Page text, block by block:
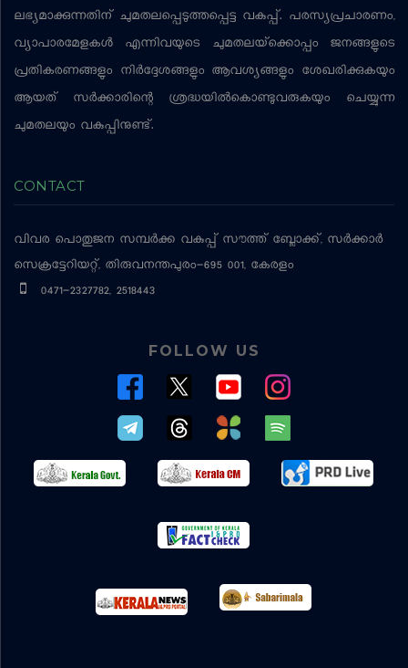
ലഭ്യമാക്കുന്നതിന് ചുമതലപ്പെടുത്തപ്പെട്ട വകുപ്പ്. പരസ്യപ്രചാരണം,
വ്യാപാരമേളകള്‍ എന്നിവയുടെ ചുമതലയ്‌ക്കൊപ്പം ജനങ്ങളുടെ
പ്രതികരണങ്ങളും നിര്‍ദ്ദേശങ്ങളും ആവശ്യങ്ങളും ശേഖരിക്കുകയും
ആയത് സര്‍ക്കാരിന്റെ ശ്രദ്ധയില്‍കൊണ്ടുവരുകയും ചെയ്യുന്ന
ചുമതലയും വകുപ്പിനുണ്ട്.
CONTACT
വിവര പൊതുജന സമ്പര്‍ക്ക വകുപ്പ് സൗത്ത് ബ്ലോക്ക്, സര്‍ക്കാര്‍
സെക്രട്ടേറിയറ്റ്, തിരുവനന്തപുരം-695 001, കേരളം
0471-2327782, 2518443
FOLLOW US